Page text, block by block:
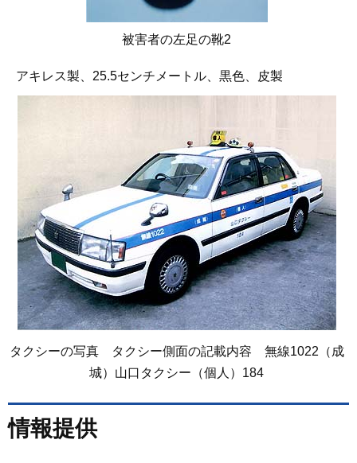
被害者の左足の靴2
アキレス製、25.5センチメートル、黒色、皮製
タクシーの写真 タクシー側面の記載内容 無線1022（成
城）山口タクシー（個人）184
情報提供